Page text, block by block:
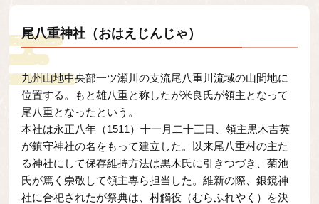
尾八重神社（おはえじんじゃ）
九州山地中央部一ツ瀬川の支流尾八重川流域の山間地に
位置する。もと雄八重と称したが米良氏が領主となって
尾八重となったという。
本社は永正八年（1511）十一月二十三日、領主黒木吉英
が鎮守神社の名をもって建立した。以来尾八重村の主た
る神社にして保存維持方法は黒木氏に引きつづき、菊池
氏が篤く崇敬して領主専ら担当した。維新の際、銀鏡神
社に合祀されたが祭典は、村觸役（むらふれやく）を決